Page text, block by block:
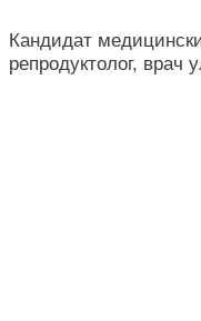
Кандидат
репродуктолог, врач